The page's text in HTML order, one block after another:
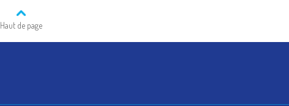
Haut de page